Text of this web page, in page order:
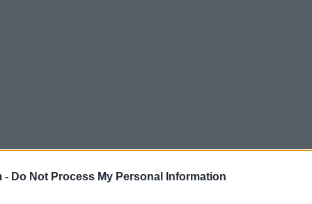
- Do Not Process My Personal Information